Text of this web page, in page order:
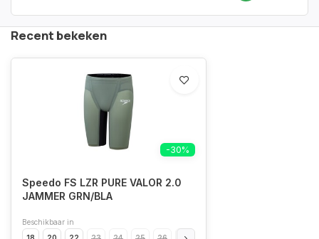
Recent bekeken
-30%
Speedo FS LZR PURE VALOR 2.0
JAMMER GRN/BLA
Beschikbaar in